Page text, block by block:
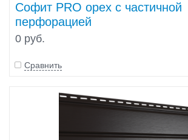
Софит PRO орех с частичной
перфорацией
0 руб.
Сравнить